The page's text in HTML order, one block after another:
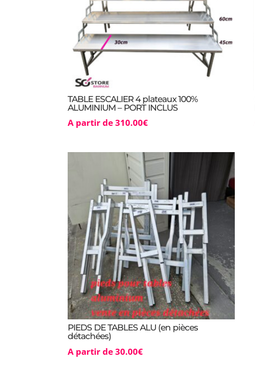
TABLE ESCALIER 4 plateaux 100%
ALUMINIUM – PORT INCLUS
A partir de310.00€
PIEDS DE TABLES ALU (en pièces
détachées)
A partir de30.00€